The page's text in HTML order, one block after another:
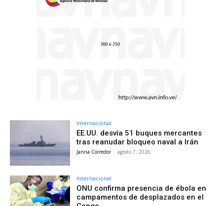
Internacional
EE.UU. desvía 51 buques mercantes
tras reanudar bloqueo naval a Irán
Janna Corredor - agosto 7, 2026
Internacional
ONU confirma presencia de ébola en
campamentos de desplazados en el